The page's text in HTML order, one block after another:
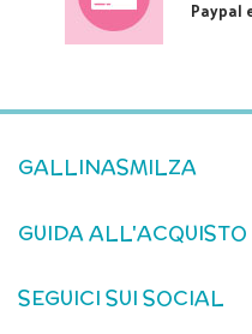
Paypal
GALLINASMILZA
GUIDA ALL'ACQUISTO
SEGUICI SUI SOCIAL